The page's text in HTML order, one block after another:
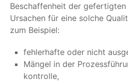
Beschaffenheit der gefertigten
Ursachen für eine solche
zum Beispiel:
fehlerhafte oder nicht
Mängel in der
kontrolle,